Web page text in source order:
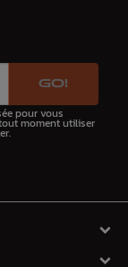
GO!
pour vous
moment utiliser